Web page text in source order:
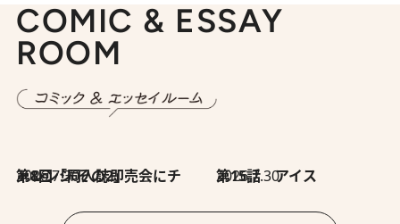
COMIC & ESSAY
ROOM
2026.7.30
第8回「同人誌即売会にチャレンジ その2」 2026.7.30
第15話 アイス